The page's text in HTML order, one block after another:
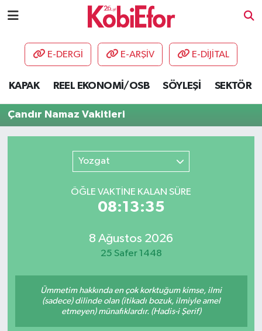
E-DERGİ E-ARŞİV E-DİJİTAL
KAPAK REEL EKONOMİ/OSB SÖYLEŞİ SEKTÖR
Çandır Namaz Vakitleri
Yozgat
ÖĞLE VAKTİNE KALAN SÜRE
08:13:35
8 Ağustos 2026
25 Safer 1448
Ümmetim hakkında en çok korktuğum kimse, ilmi
(sadece) dilinde olan (itikadı bozuk, ilmiyle amel
etmeyen) münafıklardır. (Hadis-i Şerif)
AKADEMİ
DESTEK-TEŞVİK
HABERLER
ŞİRKET PANO